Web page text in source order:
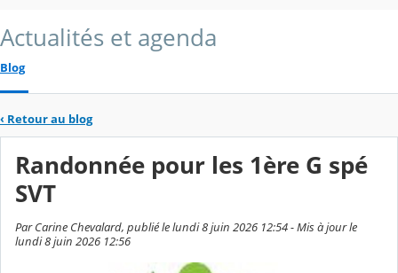
Actualités et agenda
Blog
‹ Retour au blog
Randonnée pour les 1ère G spé
SVT
Par Carine Chevalard, publié le lundi 8 juin 2026 12:54 - Mis à jour le
lundi 8 juin 2026 12:56